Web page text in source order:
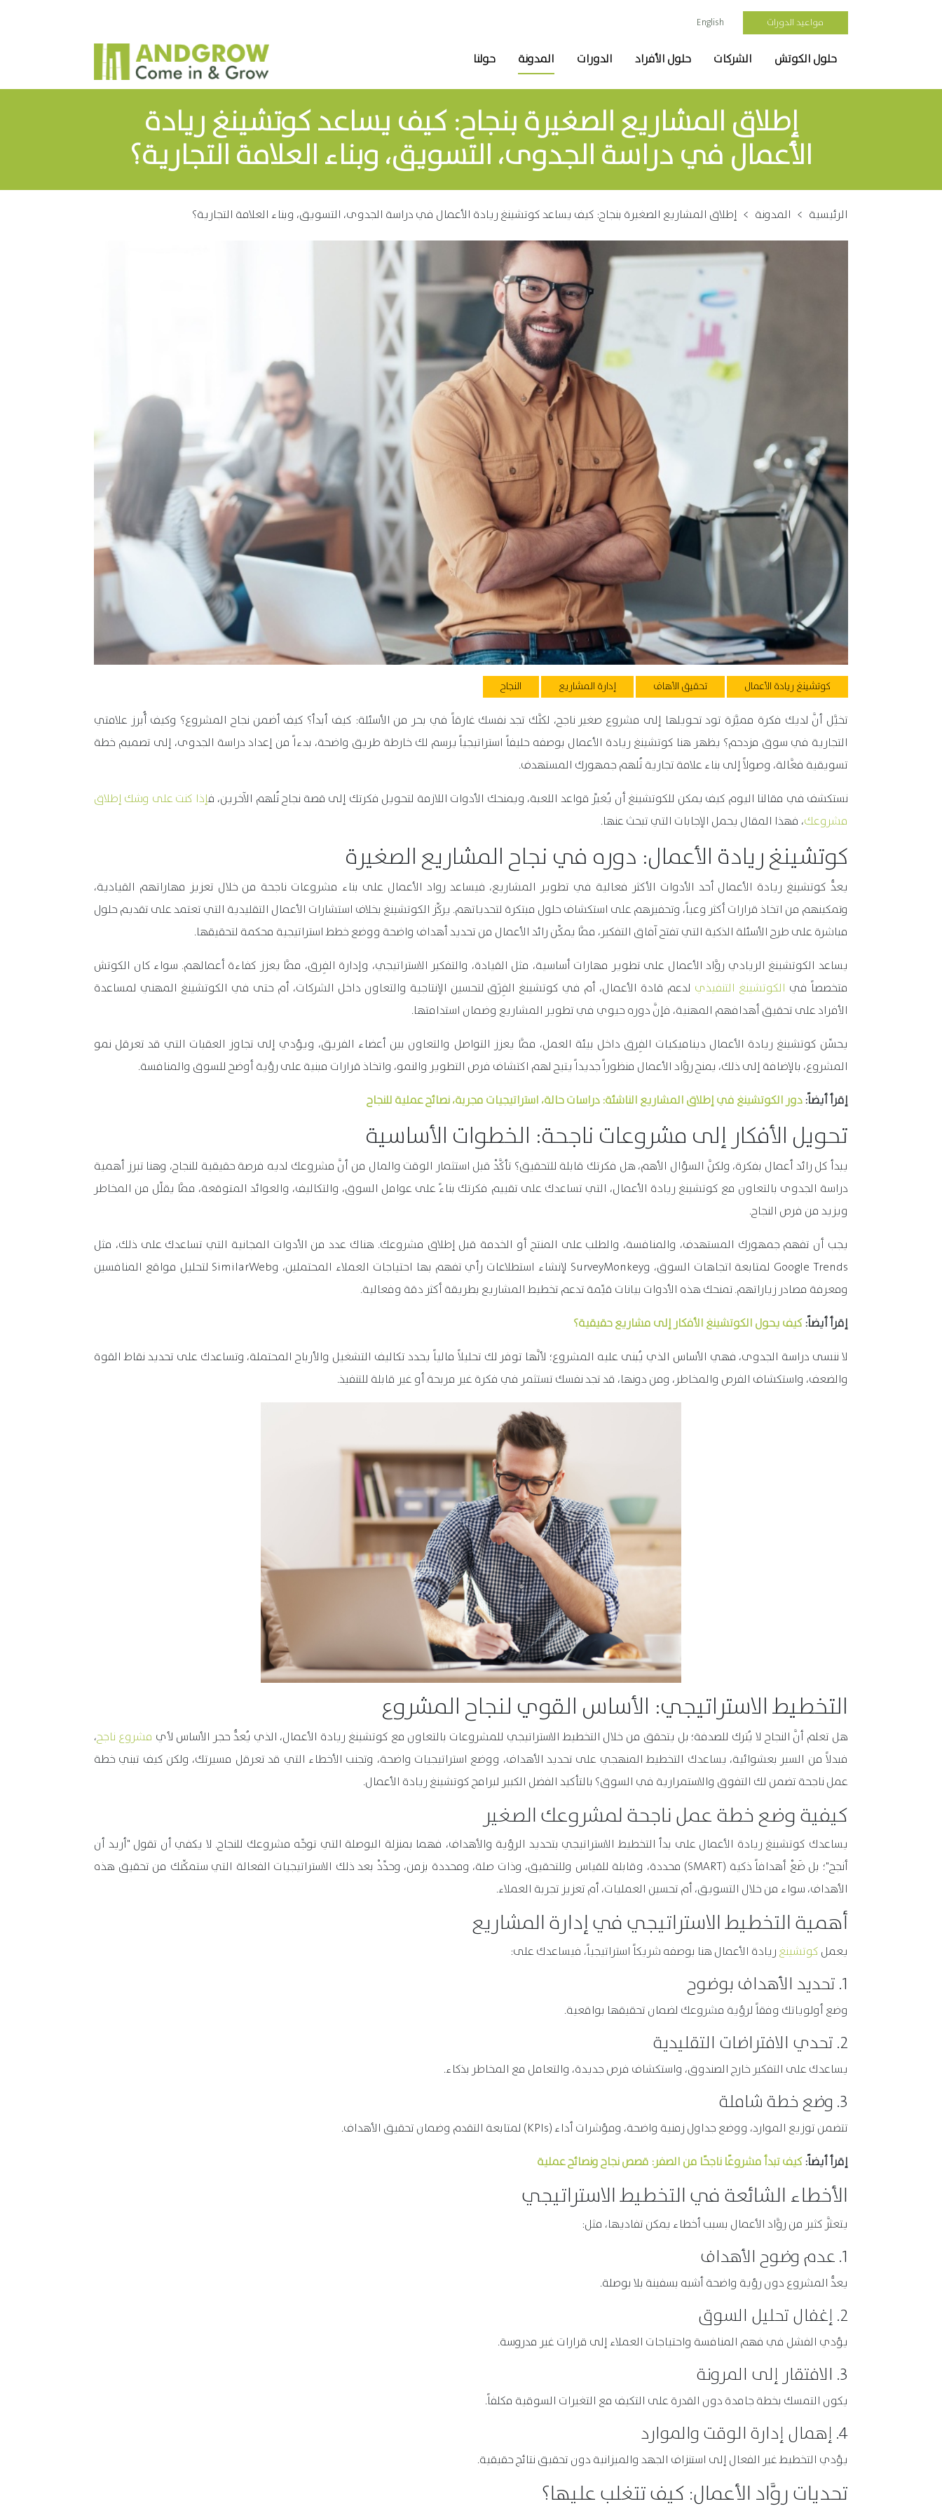
English مواعيد الدورات
حلول الكوتش الشركات حلول الأفراد الدورات المدونة حولنا
إطلاق المشاريع الصغيرة بنجاح: كيف يساعد كوتشينغ ريادة
الأعمال في دراسة الجدوى، التسويق، وبناء العلامة التجارية؟
الرئيسية > المدونة > إطلاق المشاريع الصغيرة بنجاح: كيف يساعد كوتشينغ ريادة الأعمال في دراسة الجدوى، التسويق، وبناء العلامة التجارية؟
كوتشينغ ريادة الأعمال تحقيق الأهاف إدارة المشاريع النجاح
تخيَّل أنَّ لديك فكرة مميَّزة تود تحويلها إلى مشروع صغير ناجح، لكنَّك تجد نفسك غارقاً في بحر من الأسئلة: كيف أبدأ؟ كيف أضمن نجاح المشروع؟ وكيف أُبرز علامتي
التجارية في سوق مزدحم؟ يظهر هنا كوتشينغ ريادة الأعمال بوصفه حليفاً استراتيجياً يرسم لك خارطة طريق واضحة، بدءاً من إعداد دراسة الجدوى، إلى تصميم خطة
تسويقية فعَّالة، وصولاً إلى بناء علامة تجارية تُلهم جمهورك المستهدف.
نستكشف في مقالنا اليوم كيف يمكن للكوتشينغ أن يُغيِّر قواعد اللعبة، ويمنحك الأدوات اللازمة لتحويل فكرتك إلى قصة نجاح تُلهم الآخرين، فإذا كنت على وشك إطلاق
مشروعك، فهذا المقال يحمل الإجابات التي تبحث عنها.
كوتشينغ ريادة الأعمال: دوره في نجاح المشاريع الصغيرة
يعدُّ كوتشينغ ريادة الأعمال أحد الأدوات الأكثر فعالية في تطوير المشاريع، فيساعد رواد الأعمال على بناء مشروعات ناجحة من خلال تعزيز مهاراتهم القيادية،
وتمكينهم من اتخاذ قرارات أكثر وعياً، وتحفيزهم على استكشاف حلول مبتكرة لتحدياتهم. يركِّز الكوتشينغ بخلاف استشارات الأعمال التقليدية التي تعتمد على تقديم حلول
مباشرة على طرح الأسئلة الذكية التي تفتح آفاق التفكير، ممَّا يمكِّن رائد الأعمال من تحديد أهداف واضحة ووضع خطط استراتيجية محكمة لتحقيقها.
يساعد الكوتشينغ الريادي روَّاد الأعمال على تطوير مهارات أساسية، مثل القيادة، والتفكير الاستراتيجي، وإدارة الفِرق، ممَّا يعزز كفاءة أعمالهم. سواء كان الكوتش
متخصصاً في الكوتشينغ التنفيذي لدعم قادة الأعمال، أم في كوتشينغ الفِرَق لتحسين الإنتاجية والتعاون داخل الشركات، أم حتى في الكوتشينغ المهني لمساعدة
الأفراد على تحقيق أهدافهم المهنية، فإنَّ دوره حيوي في تطوير المشاريع وضمان استدامتها.
يحسِّن كوتشينغ ريادة الأعمال ديناميكيات الفِرق داخل بيئة العمل، ممَّا يعزز التواصل والتعاون بين أعضاء الفريق، ويؤدي إلى تجاوز العقبات التي قد تعرقل نمو
المشروع، بالإضافة إلى ذلك، يمنح روَّاد الأعمال منظوراً جديداً يتيح لهم اكتشاف فرص التطوير والنمو، واتخاذ قرارات مبنية على رؤية أوضح للسوق والمنافسة.
إقرأ أيضاً:دور الكوتشينغ في إطلاق المشاريع الناشئة: دراسات حالة، استراتيجيات مجربة، نصائح عملية للنجاح
تحويل الأفكار إلى مشروعات ناجحة: الخطوات الأساسية
يبدأ كل رائد أعمال بفكرة، ولكنَّ السؤال الأهم، هل فكرتك قابلة للتحقيق؟ تأكَّدْ قبل استثمار الوقت والمال من أنَّ مشروعك لديه فرصة حقيقية للنجاح، وهنا تبرز أهمية
دراسة الجدوى بالتعاون مع كوتشينغ ريادة الأعمال، التي تساعدك على تقييم فكرتك بناءً على عوامل السوق، والتكاليف، والعوائد المتوقعة، ممَّا يقلِّل من المخاطر
ويزيد من فرص النجاح.
يجب أن تفهم جمهورك المستهدف، والمنافسة، والطلب على المنتج أو الخدمة قبل إطلاق مشروعك. هناك عدد من الأدوات المجانية التي تساعدك على ذلك، مثل
Google Trends لمتابعة اتجاهات السوق، وSurveyMonkey لإنشاء استطلاعات رأي تفهم بها احتياجات العملاء المحتملين، وSimilarWeb لتحليل مواقع المنافسين
ومعرفة مصادر زياراتهم. تمنحك هذه الأدوات بيانات قيِّمة تدعم تخطيط المشاريع بطريقة أكثر دقة وفعالية.
إقرأ أيضاً:كيف يحول الكوتشينغ الأفكار إلى مشاريع حقيقية؟
لا ننسى دراسة الجدوى، فهي الأساس الذي يُبنى عليه المشروع؛ لأنَّها توفر لك تحليلاً مالياً يحدد تكاليف التشغيل والأرباح المحتملة، وتساعدك على تحديد نقاط القوة
والضعف، واستكشاف الفرص والمخاطر، ومن دونها، قد تجد نفسك تستثمر في فكرة غير مربحة أو غير قابلة للتنفيذ.
التخطيط الاستراتيجي: الأساس القوي لنجاح المشروع
هل تعلم أنَّ النجاح لا يُترك للصدفة؛ بل يتحقق من خلال التخطيط الاستراتيجي للمشروعات بالتعاون مع كوتشينغ ريادة الأعمال، الذي يُعدُّ حجر الأساس لأي مشروع ناجح،
فبدلاً من السير بعشوائية، يساعدك التخطيط المنهجي على تحديد الأهداف، ووضع استراتيجيات واضحة، وتجنب الأخطاء التي قد تعرقل مسيرتك، ولكن كيف تبني خطة
عمل ناجحة تضمن لك التفوق والاستمرارية في السوق؟ بالتأكيد الفضل الكبير لبرامج كوتشينغ ريادة الأعمال.
كيفية وضع خطة عمل ناجحة لمشروعك الصغير
يساعدك كوتشينغ ريادة الأعمال على بدأ التخطيط الاستراتيجي بتحديد الرؤية والأهداف، فهما بمنزلة البوصلة التي توجِّه مشروعك للنجاح. لا يكفي أن تقول "أريد أن
أنجح"؛ بل ضَعْ أهدافاً ذكية (SMART) محددة، وقابلة للقياس وللتحقيق، وذات صلة، ومحددة بزمن، وحدِّدْ بعد ذلك الاستراتيجيات الفعالة التي ستمكِّنك من تحقيق هذه
الأهداف، سواء من خلال التسويق، أم تحسين العمليات، أم تعزيز تجربة العملاء.
أهمية التخطيط الاستراتيجي في إدارة المشاريع
يعمل كوتشينغ ريادة الأعمال هنا بوصفه شريكاً استراتيجياً، فيساعدك على:
1. تحديد الأهداف بوضوح
وضع أولوياتك وفقاً لرؤية مشروعك لضمان تحقيقها بواقعية.
2. تحدي الافتراضات التقليدية
يساعدك على التفكير خارج الصندوق، واستكشاف فرص جديدة، والتعامل مع المخاطر بذكاء.
3. وضع خطة شاملة
تتضمن توزيع الموارد، ووضع جداول زمنية واضحة، ومؤشرات أداء (KPIs) لمتابعة التقدم وضمان تحقيق الأهداف.
إقرأ أيضاً:كيف تبدأ مشروعًا ناجحًا من الصفر: قصص نجاح ونصائح عملية
الأخطاء الشائعة في التخطيط الاستراتيجي
يتعثَّر كثير من روَّاد الأعمال بسبب أخطاء يمكن تفاديها، مثل:
1. عدم وضوح الأهداف
يعدُّ المشروع دون رؤية واضحة أشبه بسفينة بلا بوصلة.
2. إغفال تحليل السوق
يؤدي الفشل في فهم المنافسة واحتياجات العملاء إلى قرارات غير مدروسة.
3. الافتقار إلى المرونة
يكون التمسك بخطة جامدة دون القدرة على التكيف مع التغيرات السوقية مكلفاً.
4. إهمال إدارة الوقت والموارد
يؤدي التخطيط غير الفعال إلى استنزاف الجهد والميزانية دون تحقيق نتائج حقيقية.
تحديات روَّاد الأعمال: كيف تتغلب عليها؟